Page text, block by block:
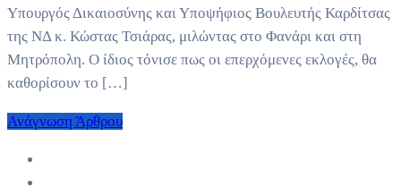
Υπουργός Δικαιοσύνης και Υποψήφιος Βουλευτής Καρδίτσας
της ΝΔ κ. Κώστας Τσιάρας, μιλώντας στο Φανάρι και στη
Μητρόπολη. Ο ίδιος τόνισε πως οι επερχόμενες εκλογές, θα
καθορίσουν το […]
Ανάγνωση Άρθρου